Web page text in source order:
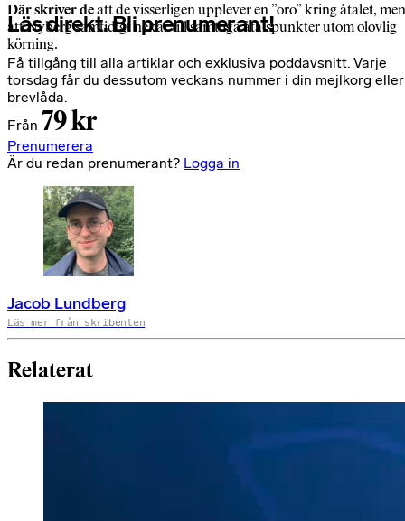
Där skriver deatt de visserligen upplever en ”oro” kring åtalet, men
att Nyberg samtidigt nekar till samtliga åtalspunkter utom olovlig
körning.
Läs direkt. Bli prenumerant!
Få tillgång till alla artiklar och exklusiva poddavsnitt. Varje
torsdag får du dessutom veckans nummer i din mejlkorg eller
brevlåda.
Från 79 kr
Prenumerera
Är du redan prenumerant? Logga in
Jacob Lundberg
Läs mer från skribenten
Relaterat